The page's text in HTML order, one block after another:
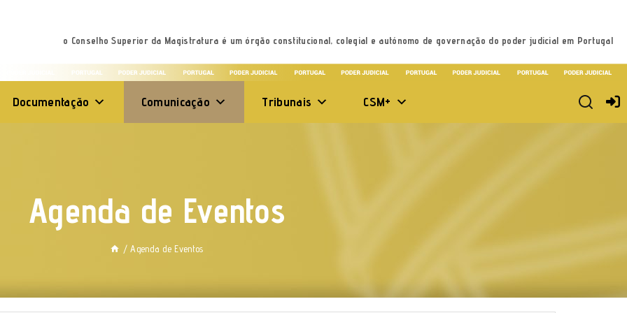
o Conselho Superior da Magistratura é um órgão constitucional, colegial e autónomo de governação do poder judicial em Portugal
Documentação Comunicação Tribunais CSM+
Agenda de Eventos
/ Agenda de Eventos